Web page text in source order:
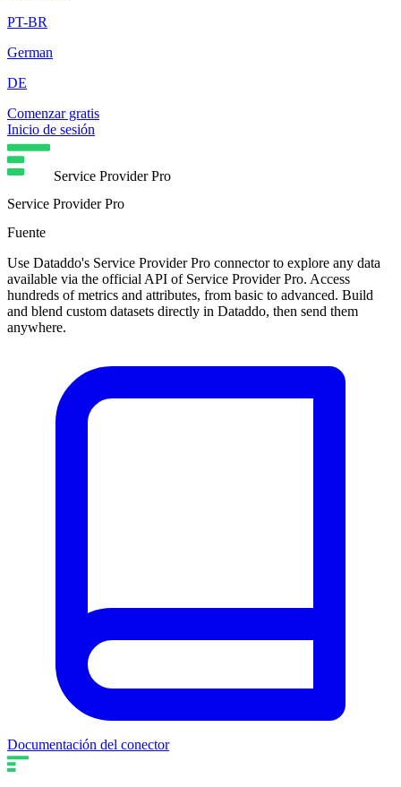
PT-BR
German
DE
Comenzar gratis
Inicio de sesión
Service Provider Pro
Service Provider Pro
Fuente
Use Dataddo's Service Provider Pro connector to explore any data
available via the official API of Service Provider Pro. Access
hundreds of metrics and attributes, from basic to advanced. Build
and blend custom datasets directly in Dataddo, then send them
anywhere.
Documentación del conector